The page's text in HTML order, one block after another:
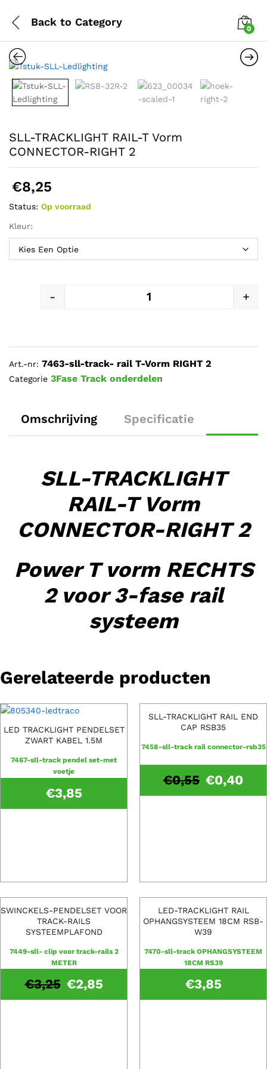
Back to Category
0
SLL-TRACKLIGHT RAIL-T Vorm
CONNECTOR-RIGHT 2
€8,25
Status: Op voorraad
Kleur:
SLL-TRACKLIGHT RAIL-T
- +
Art.-nr: 7463-sll-track- rail T-Vorm RIGHT 2
Categorie 3Fase Track onderdelen
Omschrijving Specificatie
SLL-TRACKLIGHT
RAIL-T Vorm
CONNECTOR-RIGHT 2
Power T vorm RECHTS
2 voor 3-fase rail
systeem
Gerelateerde producten
LED TRACKLIGHT PENDELSET
ZWART KABEL 1.5M
7467-sll-track pendel set-met
voetje
€3,85
SLL-TRACKLIGHT RAIL END
CAP RSB35
7458-sll-track rail connector-rsb35
€0,40
€0,55
SWINCKELS-PENDELSET VOOR
TRACK-RAILS
SYSTEEMPLAFOND
7449-sll- clip voor track-rails 2
METER
€2,85
€3,25
LED-TRACKLIGHT RAIL
OPHANGSYSTEEM 18CM RSB-
W39
7470-sll-track OPHANGSYSTEEM
18CM RS39
€3,85